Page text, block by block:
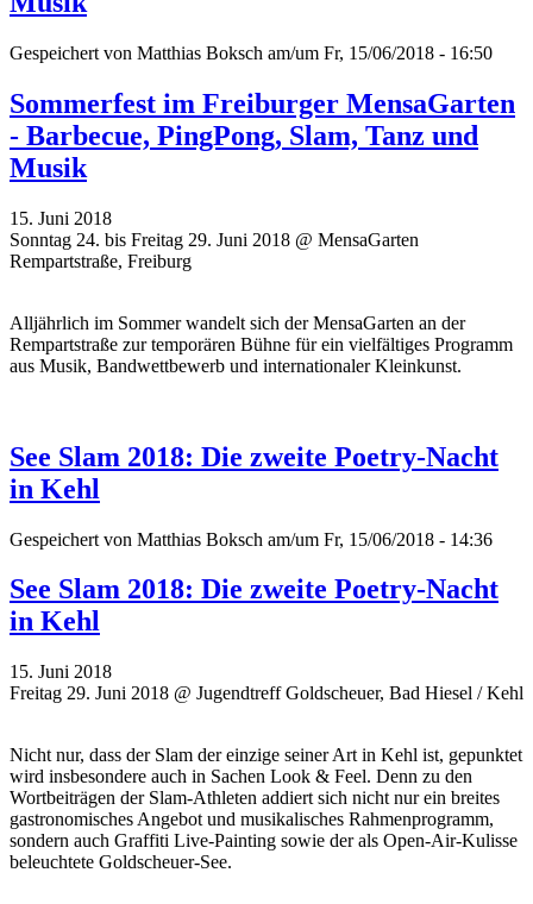
Gespeichert von Matthias Boksch am/um Fr, 15/06/2018 - 16:50
Sommerfest im Freiburger MensaGarten
- Barbecue, PingPong, Slam, Tanz und
Musik
15. Juni 2018
Sonntag 24. bis Freitag 29. Juni 2018 @ MensaGarten
Rempartstraße, Freiburg
Alljährlich im Sommer wandelt sich der MensaGarten an der
Rempartstraße zur temporären Bühne für ein vielfältiges Programm
aus Musik, Bandwettbewerb und internationaler Kleinkunst.
See Slam 2018: Die zweite Poetry-Nacht
in Kehl
Gespeichert von Matthias Boksch am/um Fr, 15/06/2018 - 14:36
See Slam 2018: Die zweite Poetry-Nacht
in Kehl
15. Juni 2018
Freitag 29. Juni 2018 @ Jugendtreff Goldscheuer, Bad Hiesel / Kehl
Nicht nur, dass der Slam der einzige seiner Art in Kehl ist, gepunktet
wird insbesondere auch in Sachen Look & Feel. Denn zu den
Wortbeiträgen der Slam-Athleten addiert sich nicht nur ein breites
gastronomisches Angebot und musikalisches Rahmenprogramm,
sondern auch Graffiti Live-Painting sowie der als Open-Air-Kulisse
beleuchtete Goldscheuer-See.